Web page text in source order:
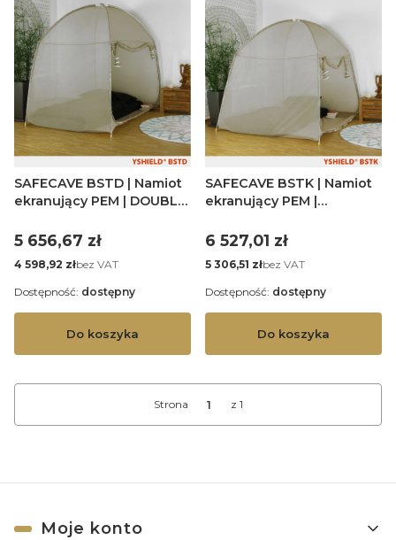
SAFECAVE BSTD | Namiot
ekranujący PEM | DOUBLE
Cena
5 656,67 zł
Cena
4 598,92 złbez VAT
Do koszyka
Dostępność: dostępny
SAFECAVE BSTK | Namiot
ekranujący PEM |
Cena
6 527,01 zł
Cena
5 306,51 złbez VAT
Do koszyka
Dostępność: dostępny
Strona z 1
Linki w stopce
Moje konto